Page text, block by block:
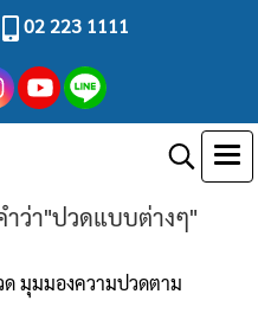
02 223 1111
ว่า"ปวดแบบต่างๆ"
ด มุมมองความปวดตาม